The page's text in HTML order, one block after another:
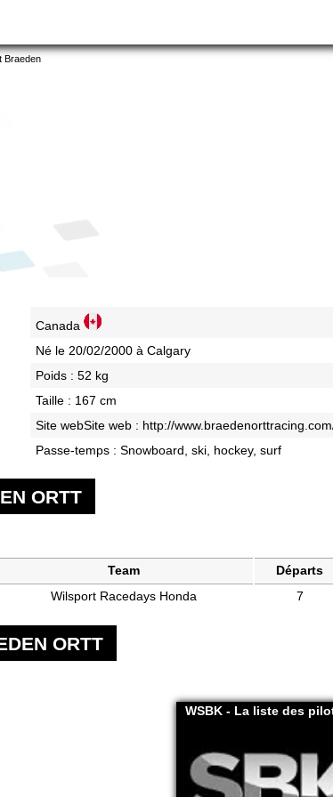
Braeden
Canada
Né le 20/02/2000 à Calgary
Poids : 52 kg
Taille : 167 cm
Site webSite web : http://
Passe-temps : Snowboard, ski, hockey, surf
ORTT
Team Départs
Wilsport Racedays Honda 7
ORTT
WSBK - La liste des